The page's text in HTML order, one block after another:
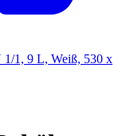
1/1, 9 L, Weiß, 530 x